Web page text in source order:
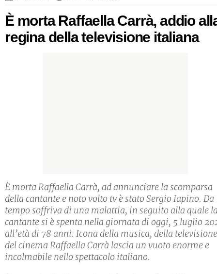
È morta Raffaella Carrà, addio
regina della televisione italiana
È morta Raffaella Carrà, ad annunciare la scomparsa
della cantante e noto volto tv è stato Sergio Iapino. Da
tempo soffriva di una malattia, in seguito alla quale
cantante si è spenta nella giornata di oggi, 5 luglio
all’età di 78 anni. Icona della musica, della
del cinema Raffaella Carrà lascia un vuoto enorme e
incolmabile nello spettacolo italiano.